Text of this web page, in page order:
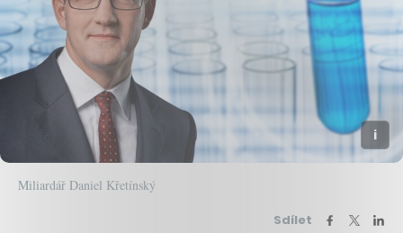
Miliardář Daniel Křetínský
Sdílet